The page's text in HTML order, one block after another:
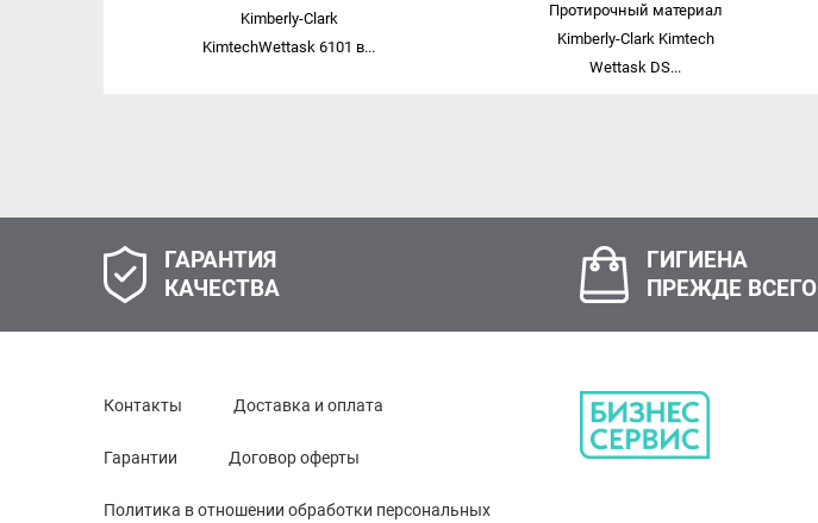
Kimberly-Clark
KimtechWettask 6101 в...
Протирочный материал
Kimberly-Clark Kimtech
Wettask DS...
ГАРАНТИЯ
КАЧЕСТВА
ГИГИЕНА
ПРЕЖДЕ ВСЕГО
Контакты Доставка и оплата
Гарантии Договор оферты
Политика в отношении обработки персональных